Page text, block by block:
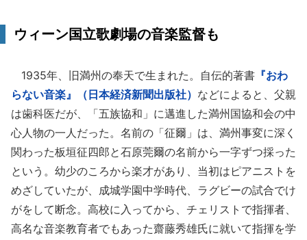
ウィーン国立歌劇場の音楽監督も
1935年、旧満州の奉天で生まれた。自伝的著書 『おわ
らない音楽』（日本経済新聞出版社） などによると、父親
は歯科医だが、「五族協和」に邁進した満州国協和会の中
心人物の一人だった。名前の「征爾」は、満州事変に深く
関わった板垣征四郎と石原莞爾の名前から一字ずつ採った
という。幼少のころから楽才があり、当初はピアニストを
めざしていたが、成城学園中学時代、ラグビーの試合でけ
がをして断念。高校に入ってから、チェリストで指揮者、
高名な音楽教育者でもあった齋藤秀雄氏に就いて指揮を学